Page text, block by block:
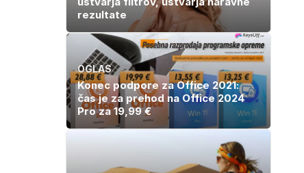
rezultate
OGLAS
Konec podpore za Office 2021:
čas je za prehod na Office 2024
Pro za 19,99 €